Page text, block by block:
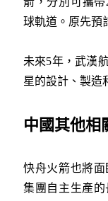
球軌道。原先預
未來5年，武漢
星的設計、製造
中國其他相
快舟火箭也將
集團自主生產